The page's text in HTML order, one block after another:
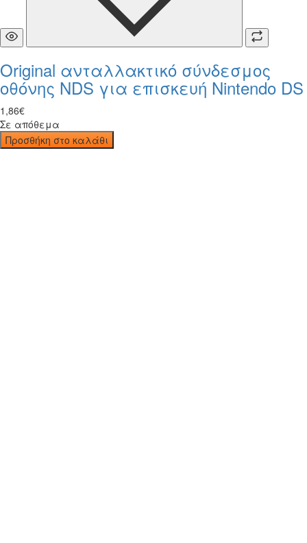
Original ανταλλακτικό σύνδεσμος
οθόνης NDS για επισκευή Nintendo DS
1 ,86€
Σε απόθεμα
Προσθήκη στο καλάθι